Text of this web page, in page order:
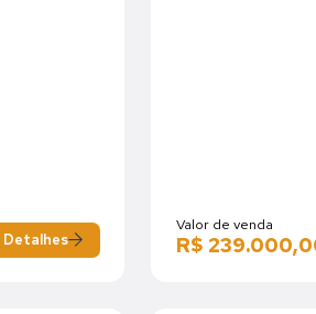
Detalhes
Valor de venda
R$